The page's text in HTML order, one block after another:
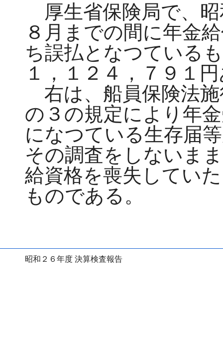
厚生省保険局で、昭
８月までの間に年金
ち誤払となつている
１，１２４，７９１
右は、船員保険法施
の３の規定により年
になつている生存届
その調査をしないま
給資格を喪失してい
ものである。
昭和２６年度 決算検査報告